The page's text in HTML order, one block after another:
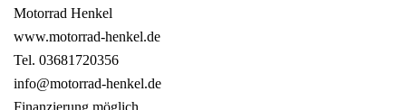
Motorrad Henkel
www.motorrad-henkel.de
Tel. 03681720356
info@motorrad-henkel.de
Finanzierung möglich